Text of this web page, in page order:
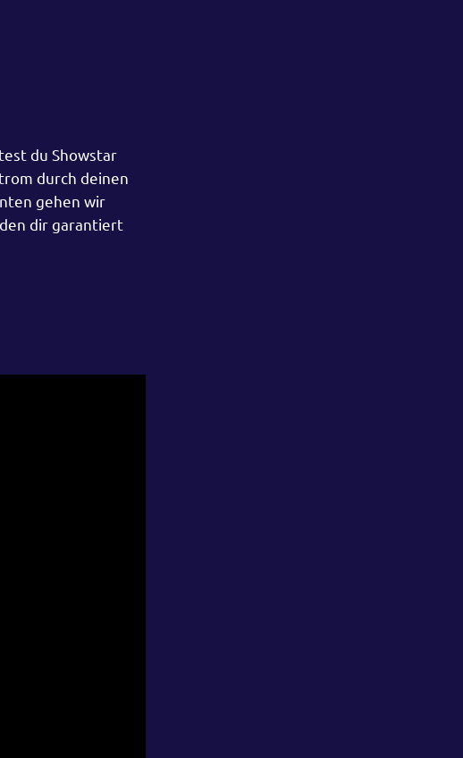
du Showstar
durch deinen
gehen wir
dir garantiert